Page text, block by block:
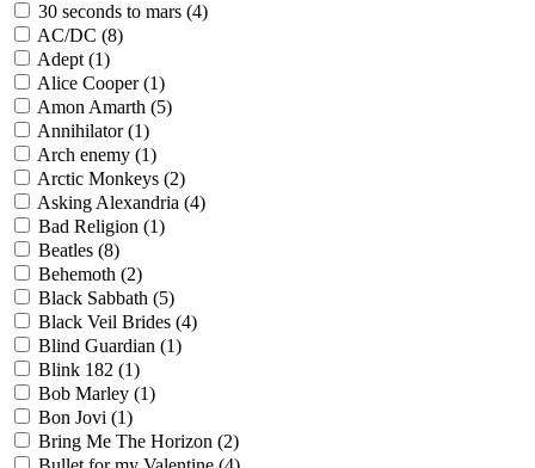
30 seconds to mars (4)
AC/DC (8)
Adept(1)
Alice Cooper(1)
Amon Amarth (5)
Annihilator(1)
Arch enemy (1)
Arctic Monkeys (2)
Asking Alexandria (4)
Bad Religion (1)
Beatles (8)
Behemoth (2)
Black Sabbath (5)
Black Veil Brides (4)
Blind Guardian (1)
Blink 182 (1)
Bob Marley (1)
Bon Jovi (1)
Bring Me The Horizon (2)